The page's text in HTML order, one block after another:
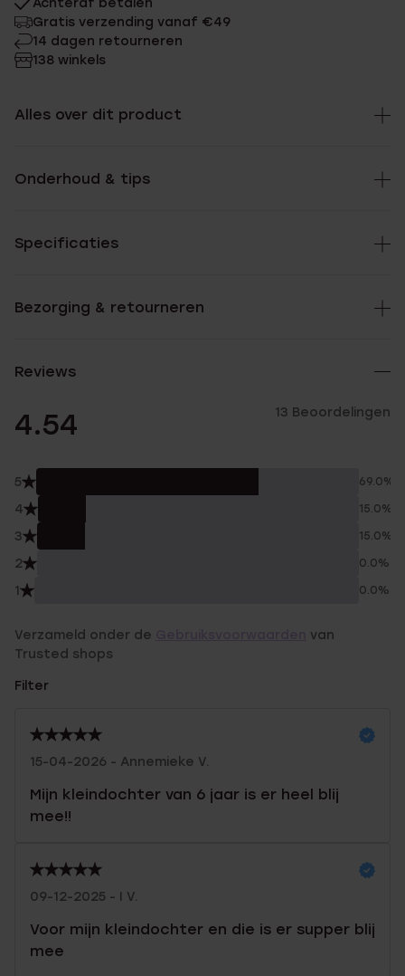
Achteraf betalen
Gratis verzending vanaf €49
14 dagen retourneren
138 winkels
Alles over dit product
Onderhoud & tips
Specificaties
Bezorging & retourneren
Reviews
4.54 13 Beoordelingen
5 69.0%
4 15.0%
3 15.0%
2 0.0%
1 0.0%
Verzameld onder de
van
Trusted shops
Filter
15-04-2026 - Annemieke V.
Mijn kleindochter van 6 jaar is er heel blij
mee!!
09-12-2025 - I V.
Voor mijn kleindochter en die is er supper blij
mee